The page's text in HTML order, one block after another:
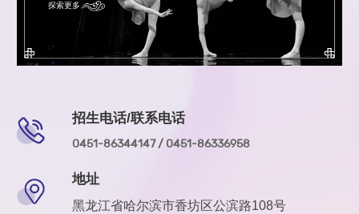
探索更多
招生电话/联系电话
0451-86344147 / 0451-86336958
地址
黑龙江省哈尔滨市香坊区公滨路108号